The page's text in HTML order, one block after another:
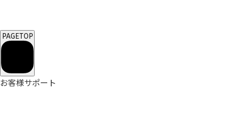
PAGETOP
お客様サポート